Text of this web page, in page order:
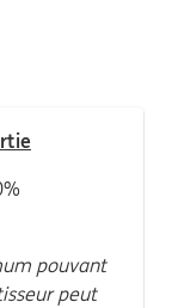
pouvant
peut